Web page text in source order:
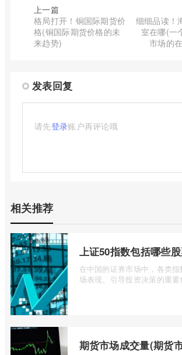
上一篇
格局打开！铜国际期货价
格(铜国际期货价格的未
来趋势)
细细品读！
室在哪(一
市场的
发表回复
请先登录账户再评论哦
相关推荐
在中国的证券市场中，各类
场表现、引导投资决策的重要